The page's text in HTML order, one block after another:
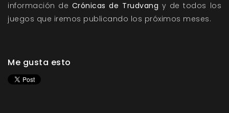
información de Crónicas de Trudvang y de todos los
juegos que iremos publicando los próximos meses.
Me gusta esto